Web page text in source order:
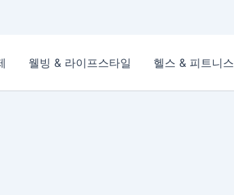
웰빙 & 라이프스타일 헬스 & 피트니스